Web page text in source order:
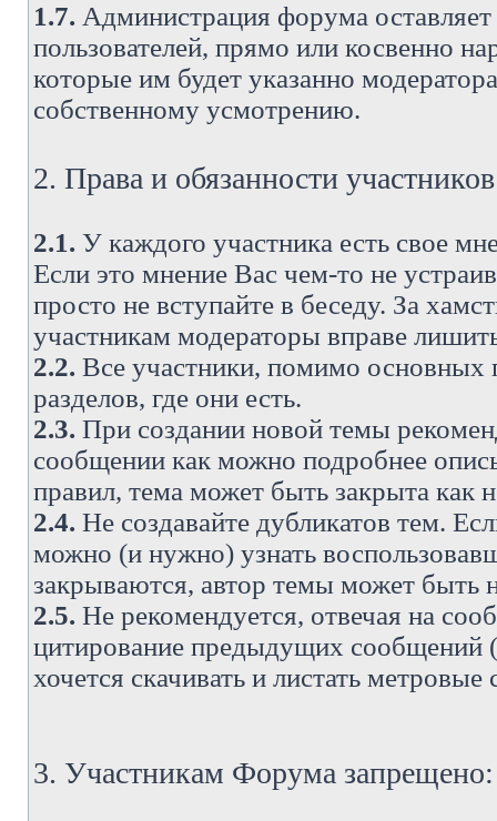
1.7. Администрация форума
пользователей, прямо или косвенно
которые им будет указанно
собственному усмотрению.
2. Права и обязанности
2.1. У каждого участника есть свое
Если это мнение Вас чем-то не
просто не вступайте в беседу. За
участникам модераторы вправе
2.2. Все участники, помимо основных
разделов, где они есть.
2.3. При создании новой темы
сообщении как можно подробнее
правил, тема может быть закрыта как
2.4. Не создавайте дубликатов тем.
можно (и нужно) узнать
закрываются, автор темы может быть
2.5. Не рекомендуется, отвечая на
цитирование предыдущих сообщений
хочется скачивать и листать
3. Участникам Форума запрещено: